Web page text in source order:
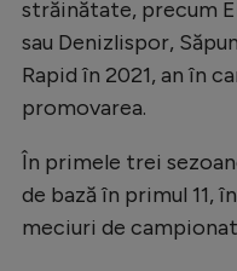
străinătate, precum
sau Denizlispor,
Rapid în 2021, an în
promovarea.
În primele trei
de bază în primul 11,
meciuri de